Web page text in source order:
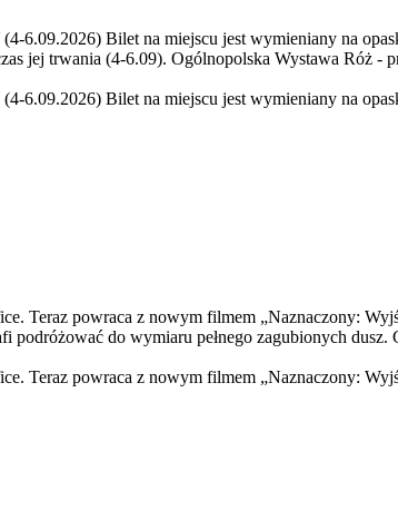
Bilet na miejscu jest wymieniany na
jej trwania (4-6.09). Ogólnopolska Wystawa Róż -
Bilet na miejscu jest wymieniany na
Teraz powraca z nowym filmem „Naznaczony:
do wymiaru pełnego zagubionych dusz.
Teraz powraca z nowym filmem „Naznaczony: